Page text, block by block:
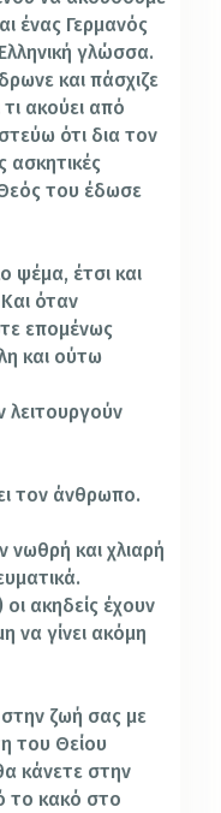
ένας Γερμανός
γλώσσα.
και πάσχιζε
ακούει από
ότι δια τον
ασκητικές
του έδωσε
ψέμα, έτσι και
όταν
επομένως
και ούτω
λειτουργούν
τον άνθρωπο.
νωθρή και χλιαρή
ακηδείς έχουν
να γίνει ακόμη
ζωή σας με
του Θείου
κάνετε στην
το κακό στο